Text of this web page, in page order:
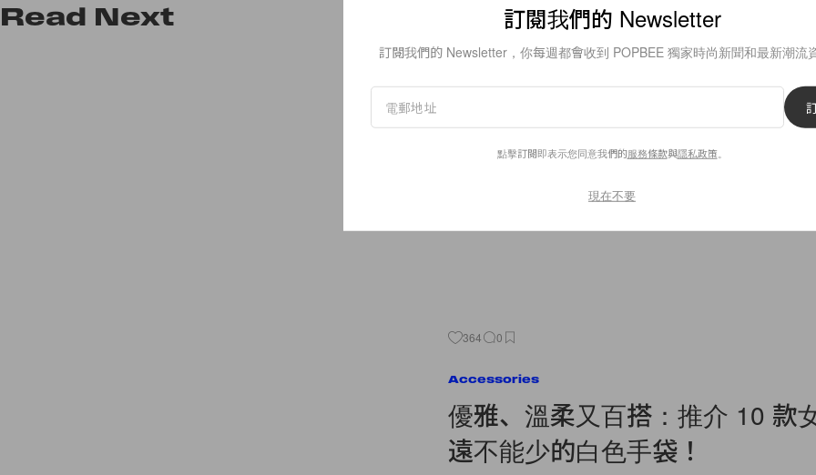
Read Next
Beauty
日本女生私藏好物：塗在身上的
素」，讓你夏季能享受清爽滋潤
多次登上 Cosme 排行榜，它的用法真的太特別了！
2021年5月22日
364 0
Accessories
優雅、溫柔又百搭：推介 10 款
遠不能少的白色手袋！
訂閱我們的 Newsletter
訂閱我們的 Newsletter，你每週都會收到 POPBEE 獨家時尚新聞和最新潮流資
點擊訂閱即表示您同意我們的服務條款與隱私政策
現在不要